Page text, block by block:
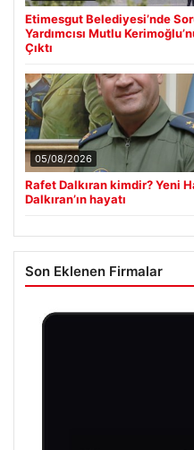
Etimesgut Belediyesi’nde
Yardımcısı Mutlu
Çıktı
05/08/2026
Rafet Dalkıran kimdir? Yeni
Dalkıran’ın hayatı
Son Eklenen Firmalar